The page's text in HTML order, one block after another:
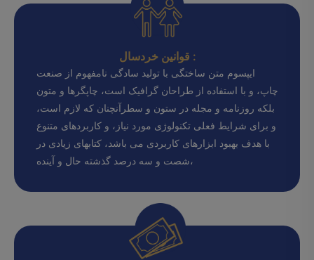
قوانین خردسال :
ایپسوم متن ساختگی با تولید سادگی نامفهوم از صنعت
چاپ، و با استفاده از طراحان گرافیک است، چاپگرها و متون
بلکه روزنامه و مجله در ستون و سطرآنچنان که لازم است،
و برای شرایط فعلی تکنولوژی مورد نیاز، و کاربردهای متنوع
با هدف بهبود ابزارهای کاربردی می باشد، کتابهای زیادی در
شصت و سه درصد گذشته حال و آینده،